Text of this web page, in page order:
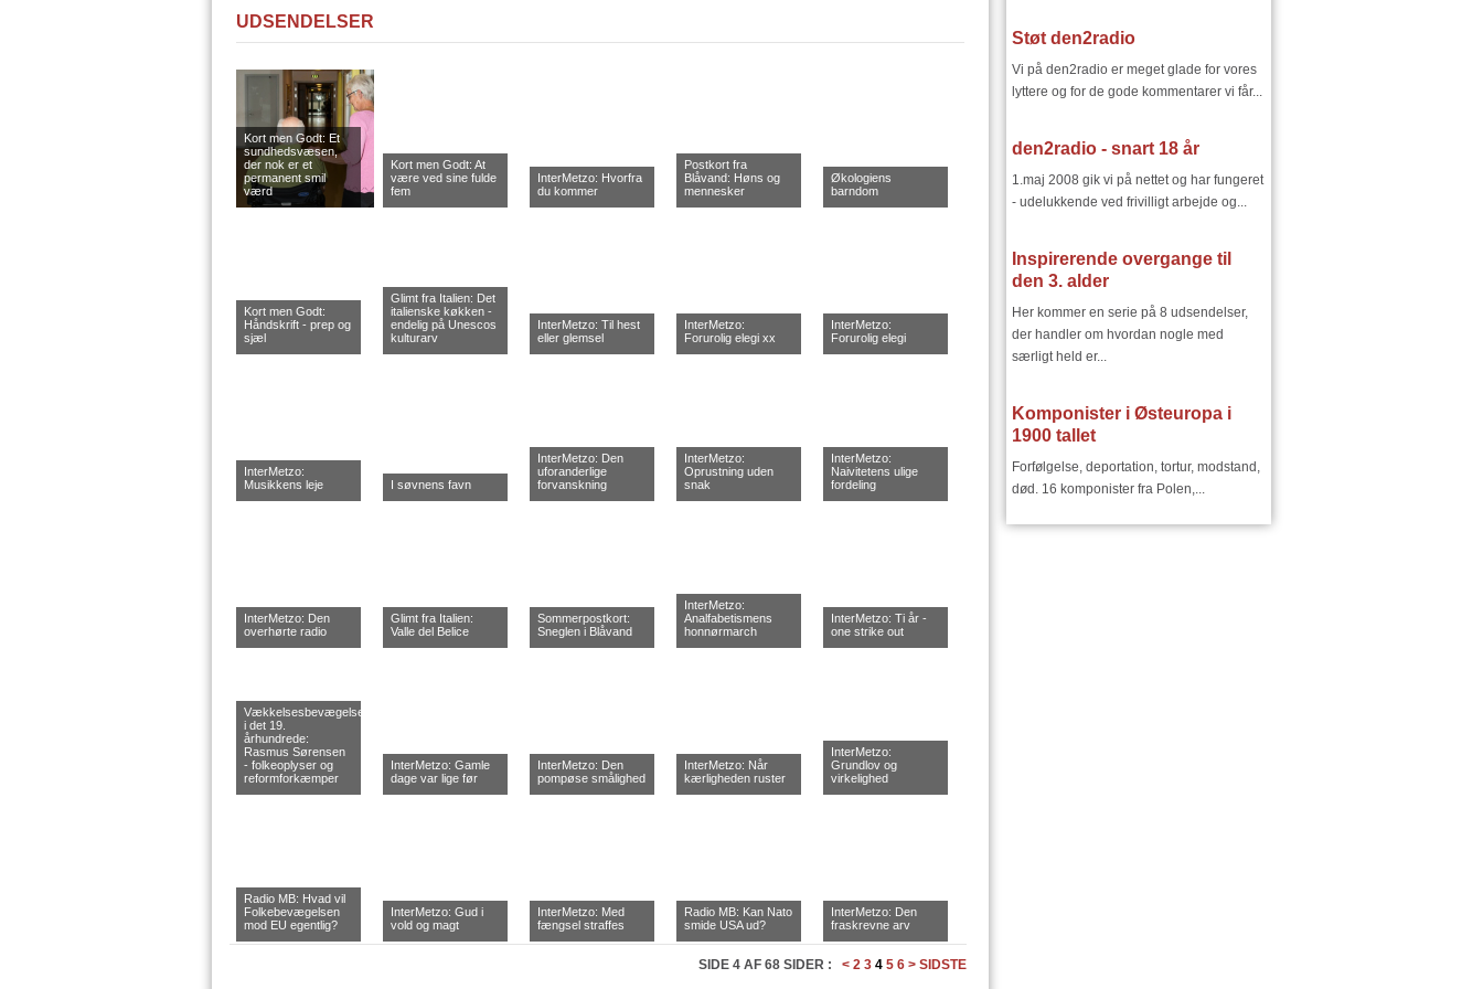
UDSENDELSER
Kort men Godt: Et
sundhedsvæsen,
der nok er et
permanent smil
værd
Kort men Godt: At
være ved sine fulde
fem
InterMetzo: Hvorfra
du kommer
Postkort fra
Blåvand: Høns og
mennesker
Økologiens
barndom
Kort men Godt:
Håndskrift - prep og
sjæl
Glimt fra Italien: Det
italienske køkken -
endelig på Unescos
kulturarv
InterMetzo: Til hest
eller glemsel
InterMetzo:
Forurolig elegi xx
InterMetzo:
Forurolig elegi
InterMetzo:
Musikkens leje
I søvnens favn
InterMetzo: Den
uforanderlige
forvanskning
InterMetzo:
Oprustning uden
snak
InterMetzo:
Naivitetens ulige
fordeling
InterMetzo: Den
overhørte radio
Glimt fra Italien:
Valle del Belice
Sommerpostkort:
Sneglen i Blåvand
InterMetzo:
Analfabetismens
honnørmarch
InterMetzo: Ti år -
one strike out
Vækkelsesbevægelsen
i det 19.
århundrede:
Rasmus Sørensen
- folkeoplyser og
reformforkæmper
InterMetzo: Gamle
dage var lige før
InterMetzo: Den
pompøse smålighed
InterMetzo: Når
kærligheden ruster
InterMetzo:
Grundlov og
virkelighed
Radio MB: Hvad vil
Folkebevægelsen
mod EU egentlig?
InterMetzo: Gud i
vold og magt
InterMetzo: Med
fængsel straffes
Radio MB: Kan Nato
smide USA ud?
InterMetzo: Den
fraskrevne arv
SIDE 4 AF 68 SIDER : < 2 3 4 5 6 > SIDSTE
Støt den2radio
Vi på den2radio er meget glade for vores
lyttere og for de gode kommentarer vi får...
den2radio - snart 18 år
1.maj 2008 gik vi på nettet og har fungeret
- udelukkende ved frivilligt arbejde og...
Inspirerende overgange til
den 3. alder
Her kommer en serie på 8 udsendelser,
der handler om hvordan nogle med
særligt held er...
Komponister i Østeuropa i
1900 tallet
Forfølgelse, deportation, tortur, modstand,
død. 16 komponister fra Polen,...